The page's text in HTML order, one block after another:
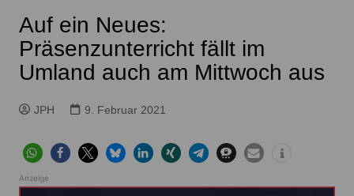
Auf ein Neues:
Präsenzunterricht fällt im
Umland auch am Mittwoch aus
JPH 9. Februar 2021
Anzeige